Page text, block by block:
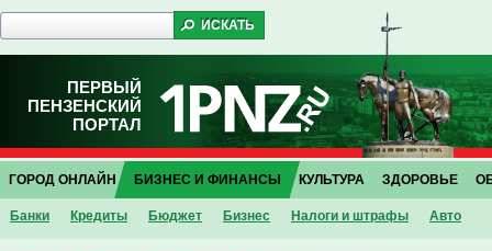
ПЕРВЫЙ
ПЕНЗЕНСКИЙ
ПОРТАЛ
ГОРОД ОНЛАЙН БИЗНЕС И ФИНАНСЫ
Банки Кредиты Бюджет Бизнес Налоги и штрафы Авто
КУЛЬТУРА ЗДОРОВЬЕ